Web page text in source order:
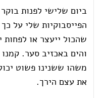
ביום שלישי לפנות
הפייסבוקיות שלי על
שהכול ייעצר או
והים באכזיב סער.
משהו ששנינו פשוט
את עצם הירך.